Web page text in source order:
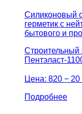
Силиконовый
герметик с
бытового и
Строительный
Пентэласт-
Цена: 820 − 20
Подробнее